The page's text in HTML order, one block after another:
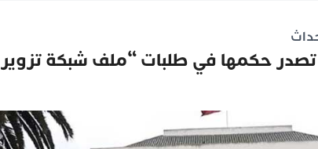
تصدر حكمها في طلبات “ملف شبكة تزوير